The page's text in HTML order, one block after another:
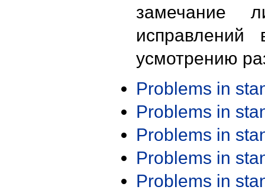
замечание
исправлений
усмотрению
Problems in
Problems in
Problems in
Problems in
Problems in